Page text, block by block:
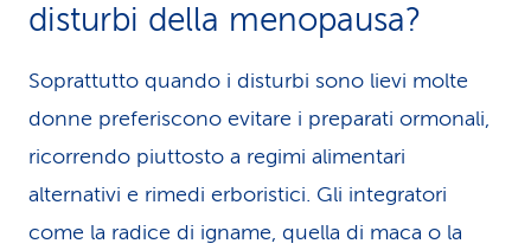
disturbi della menopausa?
Soprattutto quando i disturbi sono lievi molte
donne preferiscono evitare i preparati ormonali,
ricorrendo piuttosto a regimi alimentari
alternativi e rimedi erboristici. Gli integratori
come la radice di igname, quella di maca o la